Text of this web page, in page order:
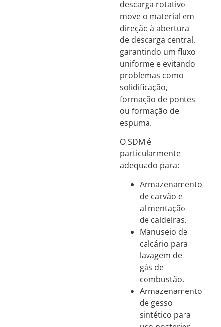
descarga rotativo
move o material em
direção à abertura
de descarga central,
garantindo um fluxo
uniforme e evitando
problemas como
solidificação,
formação de pontes
ou formação de
espuma.
O SDM é
particularmente
adequado para:
Armazenamento
de carvão e
alimentação
de caldeiras.
Manuseio de
calcário para
lavagem de
gás de
combustão.
Armazenamento
de gesso
sintético para